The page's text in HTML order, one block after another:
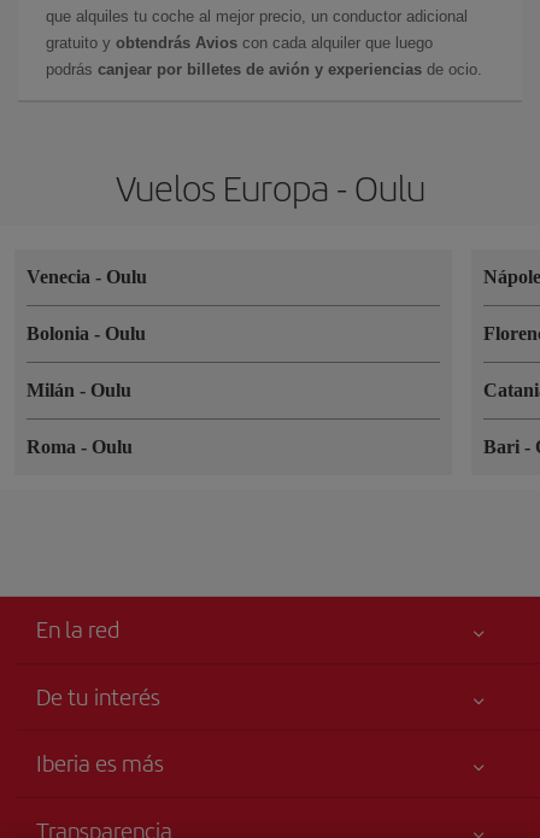
que alquiles tu coche al mejor precio, un conductor adicional
gratuito y obtendrás Avios con cada alquiler que luego
podrás canjear por billetes de avión y experiencias de ocio.
Vuelos Europa - Oulu
Venecia - Oulu
Bolonia - Oulu
Milán - Oulu
Roma - Oulu Bari-
En la red
De tu interés
Tu seguridad es lo primero
Iberia es más
Transparencia